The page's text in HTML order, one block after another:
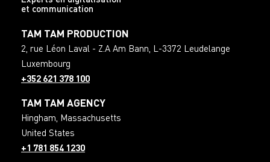
et communication
TAM TAM PRODUCTION
2, rue Léon Laval - Z.A Am Bann, L-3372 Leudelange
Luxembourg
+352 621 378 100
TAM TAM AGENCY
Hingham, Massachusetts
United States
+1 781 854 1230